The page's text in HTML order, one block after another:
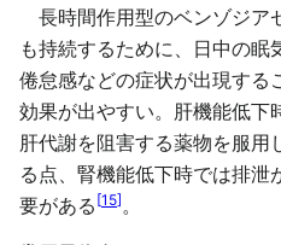
長時間作用型のベンゾジア
も持続するために、日中の眠
倦怠感などの症状が出現する
効果が出やすい。肝機能低下
肝代謝を阻害する薬物を服用
る点、腎機能低下時では排
要がある [15]。